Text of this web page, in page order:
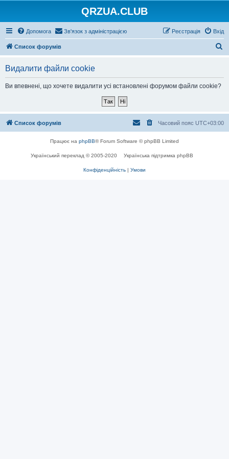
QRZUA.CLUB
Допомога Зв'язок з адміністрацією Вхід
Реєстрація
Список форумів
Видалити файли cookie
Ви впевнені, що хочете видалити усі встановлені форумом файли cookie?
Список форумів Часовий пояс UTC+03:00
Працює на phpBB® Forum Software © phpBB Limited
Український переклад © 2005-2020 Українська підтримка phpBB
Конфіденційність | Умови